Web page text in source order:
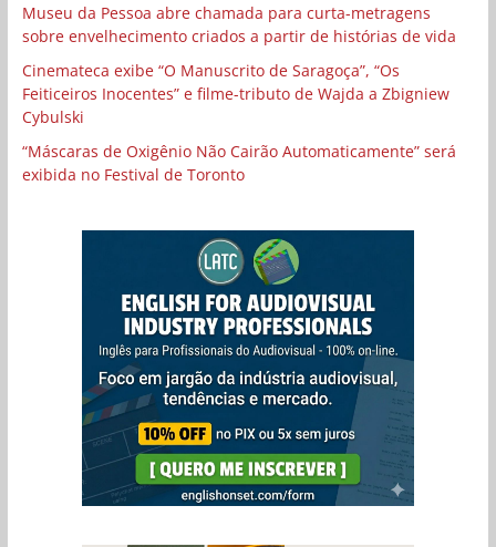
Museu da Pessoa abre chamada para curta-metragens
sobre envelhecimento criados a partir de histórias de vida
Cinemateca exibe “O Manuscrito de Saragoça”, “Os
Feiticeiros Inocentes” e filme-tributo de Wajda a Zbigniew
Cybulski
“Máscaras de Oxigênio Não Cairão Automaticamente” será
exibida no Festival de Toronto